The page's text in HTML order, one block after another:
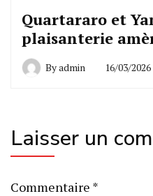
Quartararo et
plaisanterie
Byadmin 16/03/2026
Laisser un
Commentaire *